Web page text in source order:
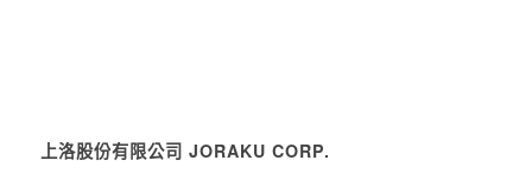
上洛股份有限公司 JORAKU CORP.